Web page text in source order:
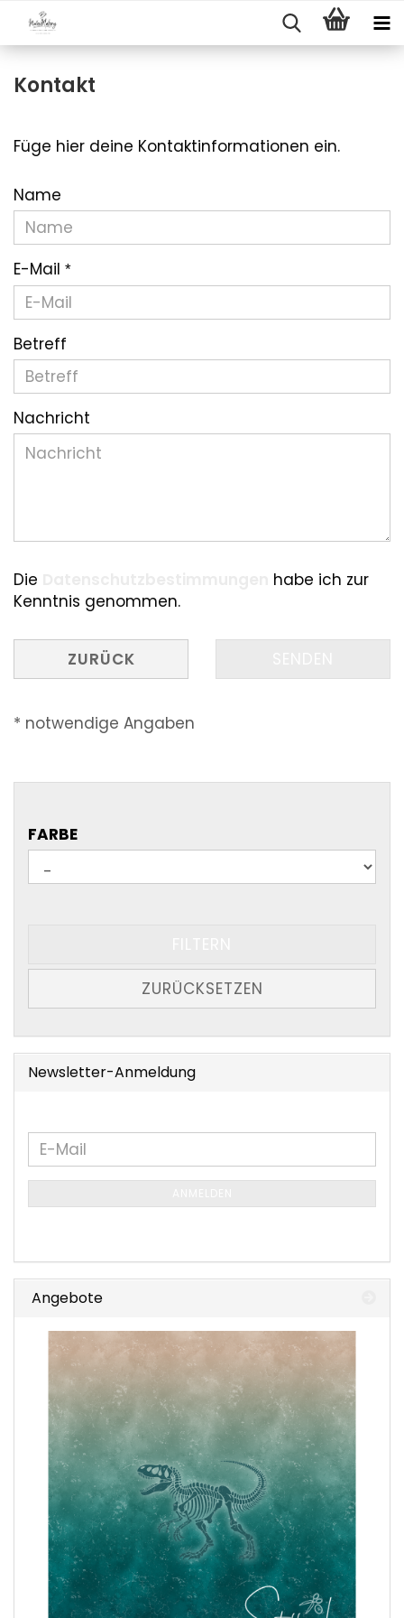
Kontakt
Füge hier deine Kontaktinformationen ein.
KONTAKT
Name
E-Mail
Betreff
Nachricht
DATENSCHUTZBESTIMMUNGEN
Die
habe ich zur
Kenntnis genommen.
ZURÜCK
* notwendige Angaben
FARBE
FARBE
ZURÜCKSETZEN
Newsletter-Anmeldung
WEITER
ZUR
NEWSLETTER-
ANMELDUNG
E-
Mail
Angebote